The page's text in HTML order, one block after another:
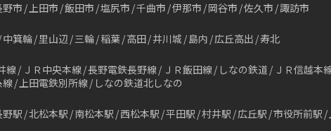
野市 上田市 飯田市 塩尻市 千曲市 伊那市 岡谷市 佐久市 諏訪市
中箕輪 里山辺 三輪 稲葉 高田 井川城 島内 広丘高出 寿北
線 ＪＲ中央本線 長野電鉄長野線 ＪＲ飯田線 しなの鉄道 ＪＲ信越本
線 上田電鉄別所線 しなの鉄道北しなの
野駅 北松本駅 南松本駅 西松本駅 平田駅 村井駅 広丘駅 市役所前駅